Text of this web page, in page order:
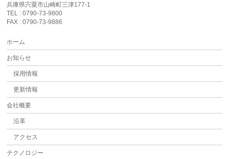
兵庫県宍粟市山崎町三津177-1
TEL : 0790-73-9800
FAX : 0790-73-9886
ホーム
お知らせ
採用情報
更新情報
会社概要
沿革
アクセス
テクノロジー